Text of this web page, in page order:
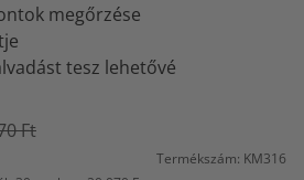
megőrzése
tesz lehetővé
Ft
Termékszám: KM316